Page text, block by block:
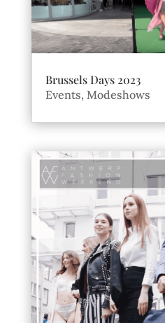
Brussels Days 2023
Events, Modeshows